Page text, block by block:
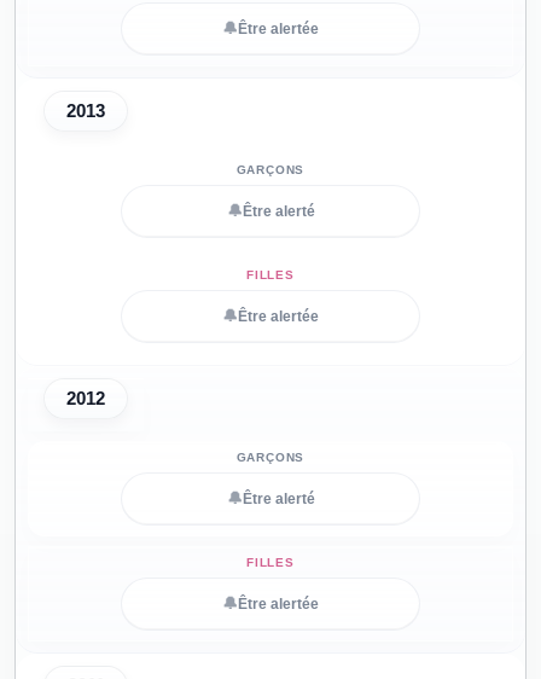
🔔 Être alertée
2013
🔔 Être alerté
🔔 Être alertée
2012
🔔 Être alerté
🔔 Être alertée